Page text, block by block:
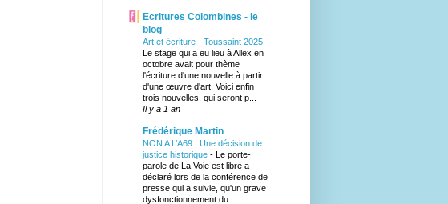
Ecritures Colombines - le
blog
Art et écriture - Toussaint 2025 -
Le stage qui a eu lieu à Allex en
octobre avait pour thème
l'écriture d'une nouvelle à partir
d'une œuvre d'art. Voici enfin
trois nouvelles, qui seront p...
Il y a 1 an
Frédérique Martin
NON A L’A69 : Une décision de
justice historique - Le porte-
parole de La Voie est libre a
déclaré lors de la conférence de
presse qui a suivie, qu'un grave
dysfonctionnement du